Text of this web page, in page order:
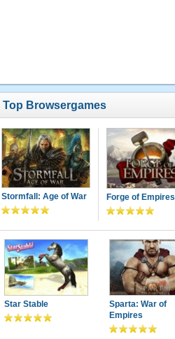
Top Browsergames
Stormfall: Age of War Forge of Empires
Star Stable
Sparta: War of
Empires